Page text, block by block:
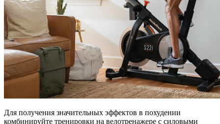
Для получения значительных эффектов в похудении
комбинируйте тренировки на велотренажере с силовыми